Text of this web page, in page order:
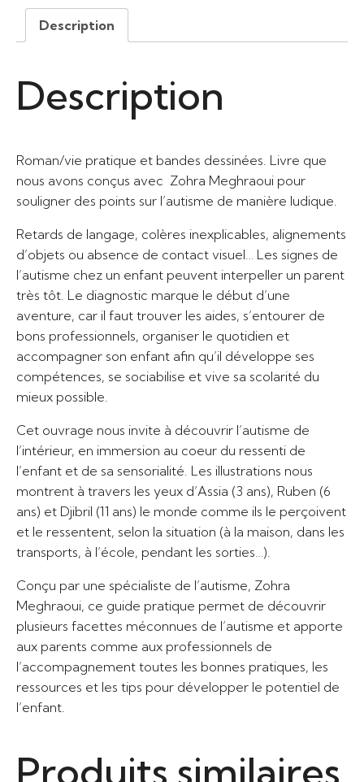
autiste
Comprendre
qu'il
l'aider
à
développer
ses
compétences
et
son
potentiel
Description
Description
Roman/vie pratique et bandes dessinées. Livre que
nous avons conçus avec Zohra Meghraoui pour
souligner des points sur l’autisme de manière ludique.
Retards de langage, colères inexplicables, alignements
d’objets ou absence de contact visuel… Les signes de
l’autisme chez un enfant peuvent interpeller un parent
très tôt. Le diagnostic marque le début d’une
aventure, car il faut trouver les aides, s’entourer de
bons professionnels, organiser le quotidien et
accompagner son enfant afin qu’il développe ses
compétences, se sociabilise et vive sa scolarité du
mieux possible.
Cet ouvrage nous invite à découvrir l’autisme de
l’intérieur, en immersion au coeur du ressenti de
l’enfant et de sa sensorialité. Les illustrations nous
montrent à travers les yeux d’Assia (3 ans), Ruben (6
ans) et Djibril (11 ans) le monde comme ils le perçoivent
et le ressentent, selon la situation (à la maison, dans les
transports, à l’école, pendant les sorties…).
Conçu par une spécialiste de l’autisme, Zohra
Meghraoui, ce guide pratique permet de découvrir
plusieurs facettes méconnues de l’autisme et apporte
aux parents comme aux professionnels de
l’accompagnement toutes les bonnes pratiques, les
ressources et les tips pour développer le potentiel de
l’enfant.
Produits similaires